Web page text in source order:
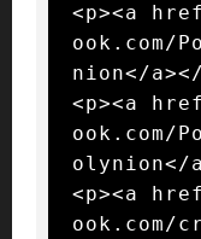
<p><a
ook.com/
nion</
<p><a
ook.com/
olynion</
<p><a
ook.com/